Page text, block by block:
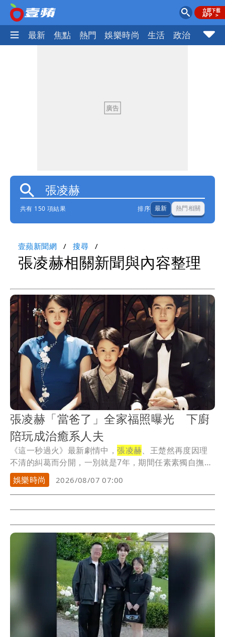
最新 焦點 熱門 娛樂時尚 生活 政治 社會
共有 150 項結果 排序 最新 熱門相關
壹蘋新聞網 搜尋
張凌赫相關新聞與內容整理
張凌赫「當爸了」全家福照曝光 下廚
陪玩成治癒系人夫
《這一秒過火》最新劇情中，張凌赫、王楚然再度因理
不清的糾葛而分開，一別就是7年，期間任素素獨自撫養
孩...
娛樂時尚 2026/08/07 07:00